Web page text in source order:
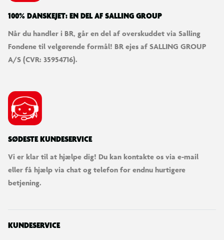
100% DANSKEJET: EN DEL AF SALLING GROUP
Når du handler i BR, går en del af overskuddet via Salling
Fondene til velgørende formål! BR ejes af SALLING GROUP
A/S (CVR: 35954716).
SØDESTE KUNDESERVICE
Vi er klar til at hjælpe dig! Du kan kontakte os via e-mail
eller få hjælp via chat og telefon for endnu hurtigere
betjening.
KUNDESERVICE